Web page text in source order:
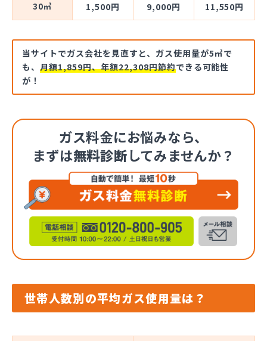
30㎥ 1,500円 9,000円 11,550円
当サイトでガス会社を見直すと、ガス使用量が5㎥で
も、 月額1,859円、年額22,308円節約できる可能性
が！
ガス料金にお悩みなら、
まずは無料診断してみませんか？
世帯人数別の平均ガス使用量は？